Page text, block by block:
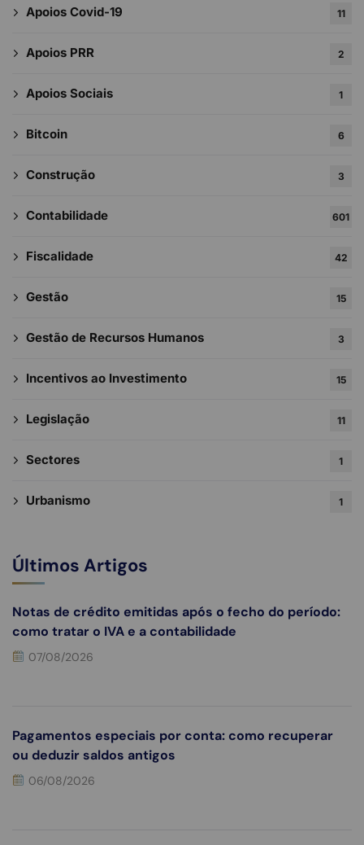
Apoios Covid-19 11
Apoios PRR 2
Apoios Sociais 1
Bitcoin 6
Construção 3
Contabilidade 601
Fiscalidade 42
Gestão 15
Gestão de Recursos Humanos 3
Incentivos ao Investimento 15
Legislação 11
Sectores 1
Urbanismo 1
Últimos Artigos
Notas de crédito emitidas após o fecho do período:
como tratar o IVA e a contabilidade
07/08/2026
Pagamentos especiais por conta: como recuperar
ou deduzir saldos antigos
06/08/2026